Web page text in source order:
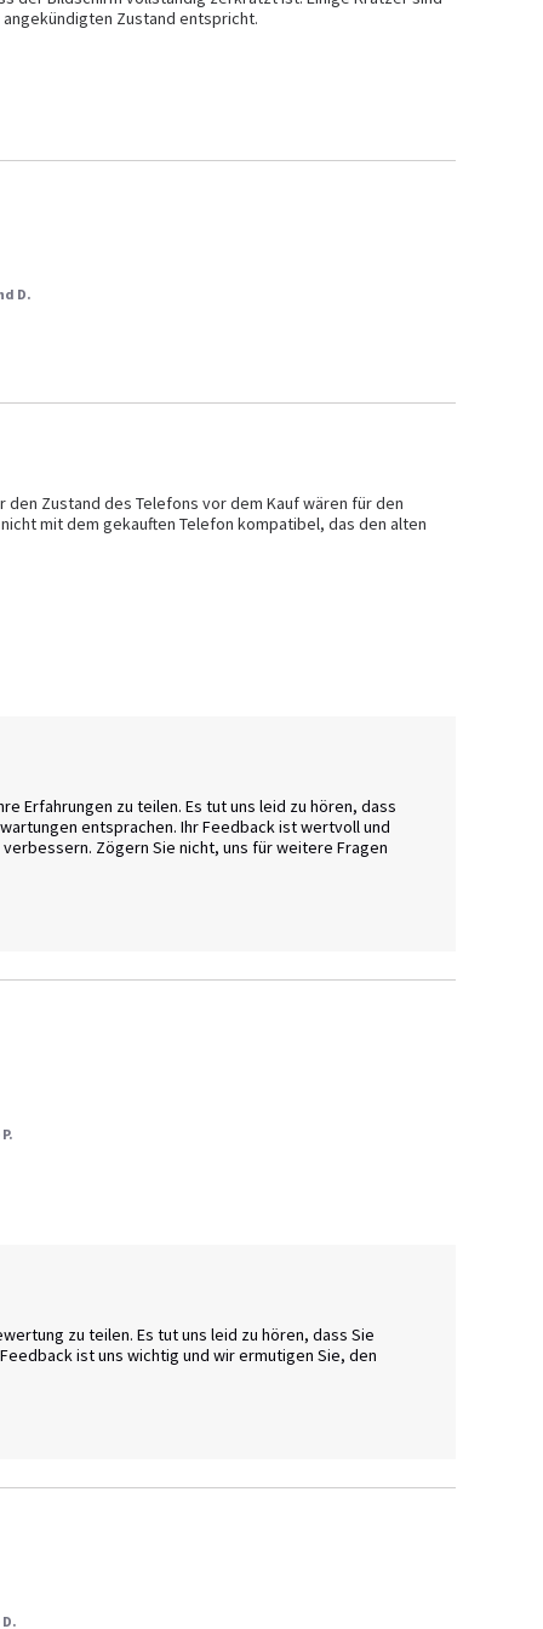
Zustand entspricht.
D.
Zustand des Telefons vor dem Kauf wären für den
mit dem gekauften Telefon kompatibel, das den alten
Erfahrungen zu teilen. Es tut uns leid zu hören, dass
entsprachen. Ihr Feedback ist wertvoll und
Zögern Sie nicht, uns für weitere Fragen
zu teilen. Es tut uns leid zu hören, dass Sie
ist uns wichtig und wir ermutigen Sie, den